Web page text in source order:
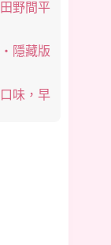
野間平
‧隱藏版
味，早